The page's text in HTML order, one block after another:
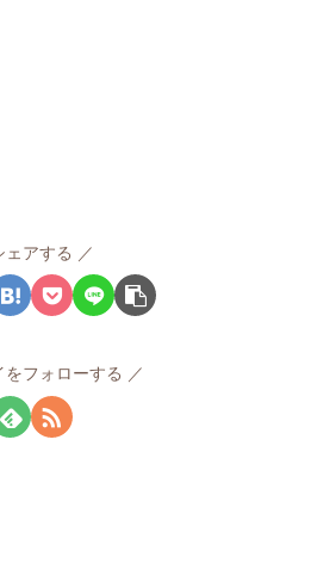
ェアする
をフォローする